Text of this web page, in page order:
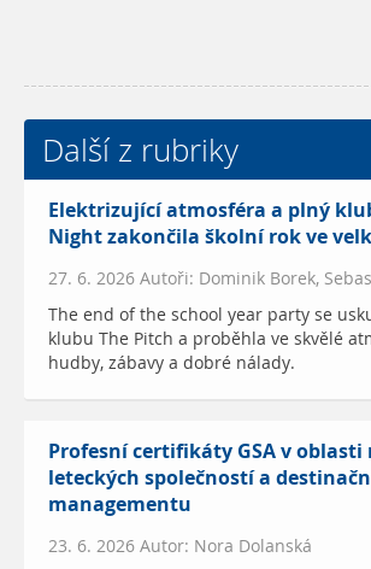
Další z rubriky
Elektrizující atmosféra a plný
Night zakončila školní rok ve
27. 6. 2026 Autoři: Dominik Borek,
The end of the school year party se
klubu The Pitch a proběhla ve skvělé
hudby, zábavy a dobré nálady.
Profesní certifikáty GSA v
leteckých společností a
managementu
23. 6. 2026 Autor: Nora Dolanská